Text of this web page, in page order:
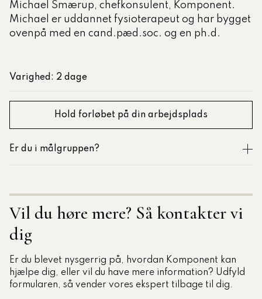
Michael Smærup, chefkonsulent, Komponent.
Michael er uddannet fysioterapeut og har bygget
ovenpå med en cand.pæd.soc. og en ph.d.
Varighed: 2 dage
Hold forløbet på din arbejdsplads
Er du i målgruppen?
Vil du høre mere? Så kontakter vi
dig
Er du blevet nysgerrig på, hvordan Komponent kan
hjælpe dig, eller vil du have mere information? Udfyld
formularen, så vender vores ekspert tilbage til dig.